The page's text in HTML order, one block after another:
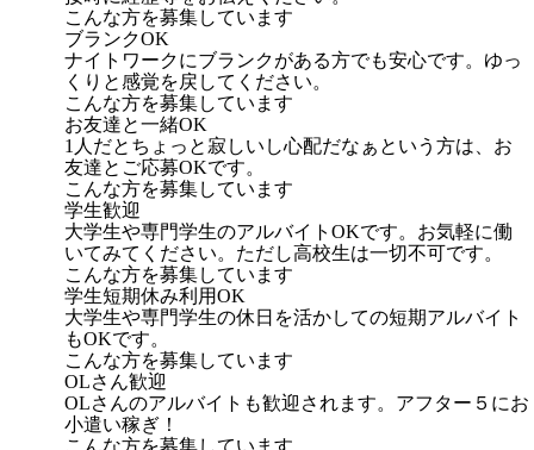
こんな方を募集しています
ブランクOK
ナイトワークにブランクがある方でも安心です。ゆっ
くりと感覚を戻してください。
こんな方を募集しています
お友達と一緒OK
1人だとちょっと寂しいし心配だなぁという方は、お
友達とご応募OKです。
こんな方を募集しています
学生歓迎
大学生や専門学生のアルバイトOKです。お気軽に働
いてみてください。ただし高校生は一切不可です。
こんな方を募集しています
学生短期休み利用OK
大学生や専門学生の休日を活かしての短期アルバイト
もOKです。
こんな方を募集しています
OLさん歓迎
OLさんのアルバイトも歓迎されます。アフター５にお
小遣い稼ぎ！
こんな方を募集しています